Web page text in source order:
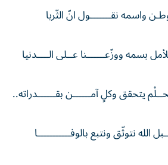
واسمه نقـــــــول انّ الثّريا
بسمه ووزّعــــــنا عــلى الــــدنيا
يتحقق وكلٍ آمــــــن بقــــــدراته..
الله نتوثّق ونتبع بالوفـــــــــــا